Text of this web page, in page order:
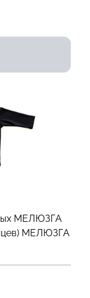
МЕЛЮЗГА
МЕЛЮЗГА